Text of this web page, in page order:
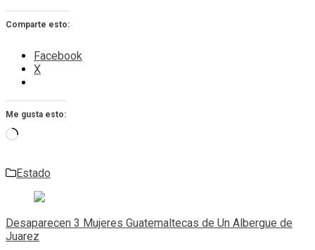
Comparte esto:
Facebook
X
Me gusta esto:
Cargando...
Estado
Navegación
de
entradas
Desaparecen 3 Mujeres Guatemaltecas de Un Albergue de
Juarez